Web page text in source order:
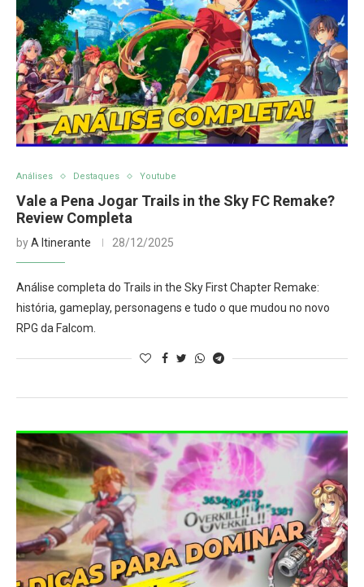
Análises Destaques Youtube
Vale a Pena Jogar Trails in the Sky FC Remake?
Review Completa
byA Itinerante 28/12/2025
Análise completa do Trails in the Sky First Chapter Remake:
história, gameplay, personagens e tudo o que mudou no novo
RPG da Falcom.